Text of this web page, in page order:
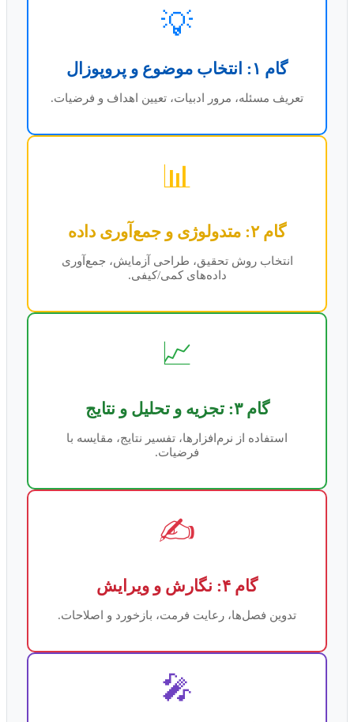
💡
گام ۱: انتخاب موضوع و پروپوزال
تعریف مسئله، مرور ادبیات، تعیین اهداف و فرضیات.
📊
گام ۲: متدولوژی و جمع‌آوری داده
انتخاب روش تحقیق، طراحی آزمایش، جمع‌آوری
داده‌های کمی/کیفی.
📈
گام ۳: تجزیه و تحلیل و نتایج
استفاده از نرم‌افزارها، تفسیر نتایج، مقایسه با
فرضیات.
✍️
گام ۴: نگارش و ویرایش
تدوین فصل‌ها، رعایت فرمت، بازخورد و اصلاحات.
🎤